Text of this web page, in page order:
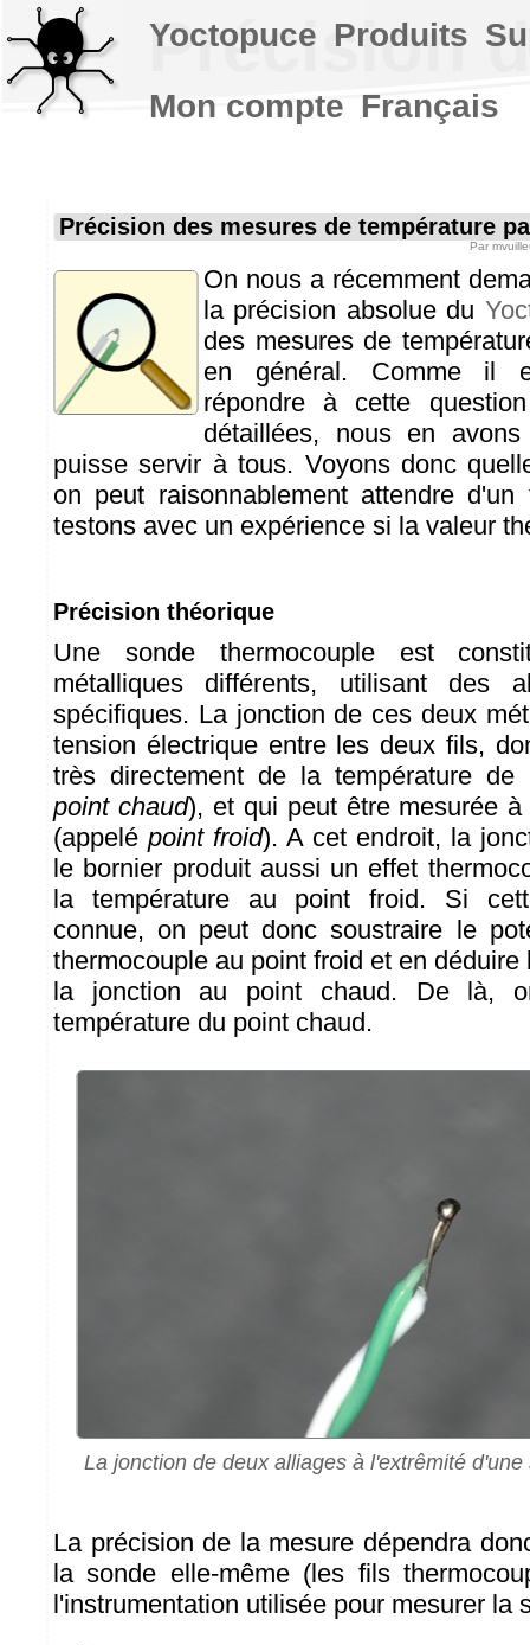
Précision
Précision des mesures de température
Par
On nous a récemment
la précision absolue du
des mesures de
en général. Comme il
répondre à cette
détaillées, nous en
puisse servir à tous. Voyons donc
on peut raisonnablement attendre d'un
testons avec un expérience si la valeur
Précision théorique
Une sonde thermocouple est
métalliques différents, utilisant des
spécifiques. La jonction de ces deux
tension électrique entre les deux fils,
très directement de la température de
point chaud), et qui peut être mesurée
(appelé point froid). A cet endroit, la
le bornier produit aussi un effet
la température au point froid. Si
connue, on peut donc soustraire le
thermocouple au point froid et en
la jonction au point chaud. De là,
température du point chaud.
La jonction de deux alliages à l'extrêmité
La précision de la mesure dépendra
la sonde elle-même (les fils
l'instrumentation utilisée pour mesurer la
Yoctopuce Produits
Mon compte Français